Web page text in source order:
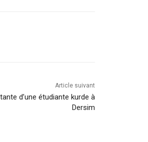
Article suivant
d’une étudiante kurde à
Dersim